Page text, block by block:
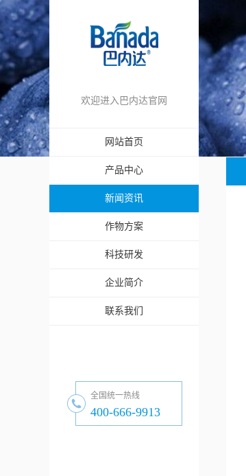
欢迎进入巴内达官网
网站首页
产品中心
新闻资讯
作物方案
科技研发
企业简介
联系我们
全国统一热线
400-666-9913